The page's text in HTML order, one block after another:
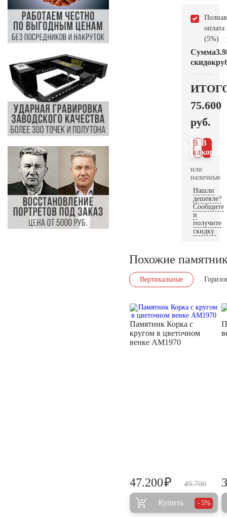
Полная
оплата
(5%)
Сумма
скидок
75.600
руб.
В
В 1
клик
или
наличные.
Нашли
дешевле?
Сообщите
и
получите
скидку.
Похожие
Вертикальные
Памятник Корка с
кругом в цветочном
венке AM1970
49.700
47.200₽
Купить 5%